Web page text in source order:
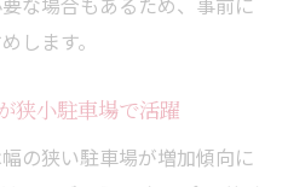
します。
狭小駐車場で活躍
の狭い駐車場が増加傾向に